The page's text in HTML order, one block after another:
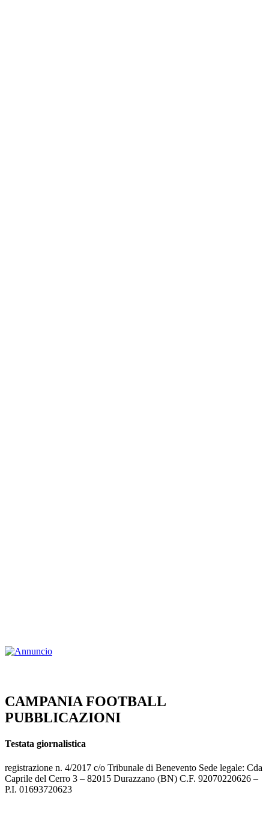
CAMPANIA FOOTBALL
PUBBLICAZIONI
Testata giornalistica
registrazione n. 4/2017 c/o Tribunale di Benevento Sede legale: Cda
Caprile del Cerro 3 – 82015 Durazzano (BN) C.F. 92070220626 –
P.I. 01693720623